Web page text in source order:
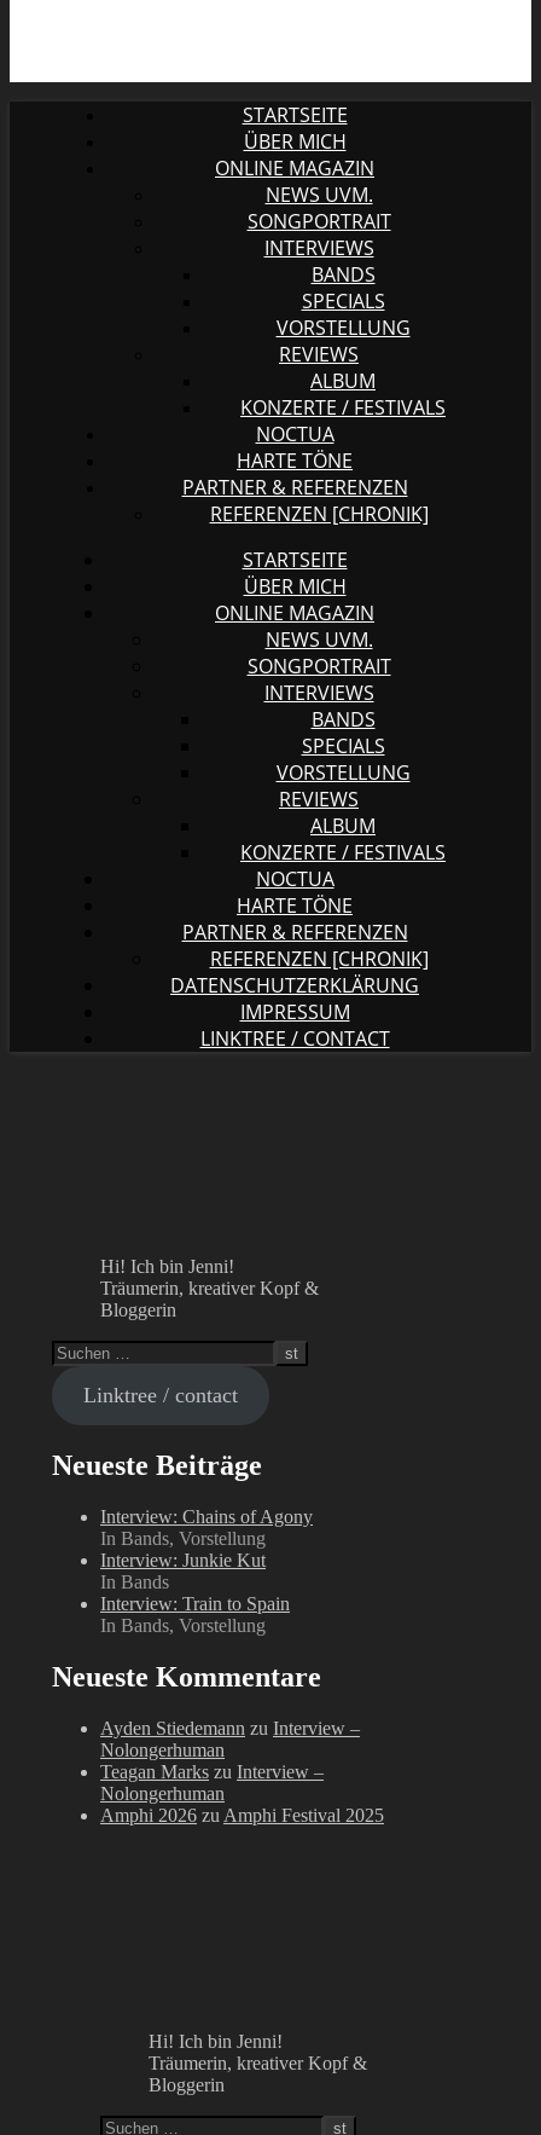
STARTSEITE
ÜBER MICH
ONLINE MAGAZIN
NEWS UVM.
SONGPORTRAIT
INTERVIEWS
BANDS
SPECIALS
VORSTELLUNG
REVIEWS
ALBUM
KONZERTE / FESTIVALS
NOCTUA
HARTE TÖNE
PARTNER & REFERENZEN
REFERENZEN [CHRONIK]
STARTSEITE
ÜBER MICH
ONLINE MAGAZIN
NEWS UVM.
SONGPORTRAIT
INTERVIEWS
BANDS
SPECIALS
VORSTELLUNG
REVIEWS
ALBUM
KONZERTE / FESTIVALS
NOCTUA
HARTE TÖNE
PARTNER & REFERENZEN
REFERENZEN [CHRONIK]
DATENSCHUTZERKLÄRUNG
IMPRESSUM
LINKTREE / CONTACT
Hi! Ich bin Jenni!
Träumerin, kreativer Kopf &
Bloggerin
Linktree / contact
Neueste Beiträge
Interview: Chains of Agony
In Bands, Vorstellung
Interview: Junkie Kut
In Bands
Interview: Train to Spain
In Bands, Vorstellung
Neueste Kommentare
Ayden Stiedemann zu Interview –
Nolongerhuman
Teagan Marks zu Interview –
Nolongerhuman
Amphi 2026 zu Amphi Festival 2025
Hi! Ich bin Jenni!
Träumerin, kreativer Kopf &
Bloggerin